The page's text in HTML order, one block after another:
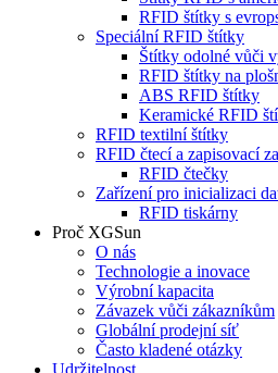
RFID štítky s
Speciální RFID štítky
Štítky odolné vůči
RFID štítky na
ABS RFID štítky
Keramické RFID
RFID textilní štítky
RFID čtecí a zapisovací
RFID čtečky
Zařízení pro inicializaci
RFID tiskárny
Proč XGSun
O nás
Technologie a inovace
Výrobní kapacita
Závazek vůči zákazníkům
Globální prodejní síť
Často kladené otázky
Udržitelnost